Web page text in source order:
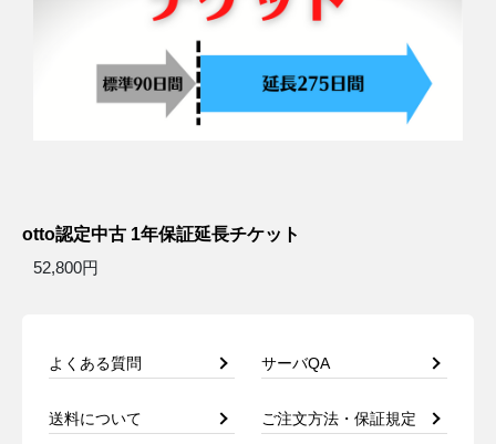
otto認定中古 1年保証延長チケット
52,800円
よくある質問 サーバQA
送料について ご注文方法・保証規定